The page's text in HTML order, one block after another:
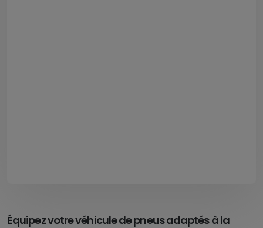
Équipez votre véhicule de pneus adaptés à la